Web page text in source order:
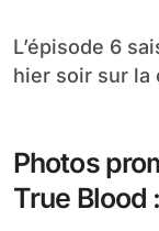
L’épisode 6 saison 7 de True Blood a été diffusé
hier soir sur la
Photos
True Blood